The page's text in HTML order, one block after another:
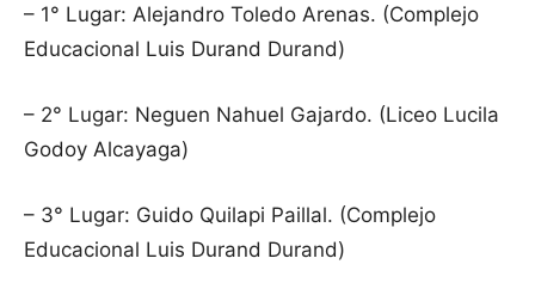
– 1° Lugar: Alejandro Toledo Arenas. (Complejo
Educacional Luis Durand Durand)
– 2° Lugar: Neguen Nahuel Gajardo. (Liceo Lucila
Godoy Alcayaga)
– 3° Lugar: Guido Quilapi Paillal. (Complejo
Educacional Luis Durand Durand)